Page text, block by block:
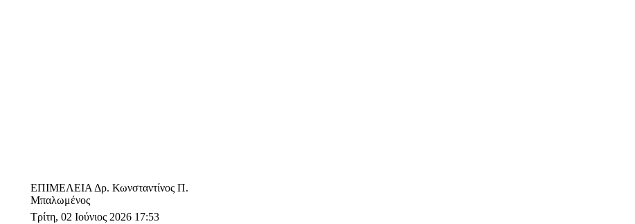
ΕΠΙΜΕΛΕΙΑ Δρ. Κωνσταντίνος Π.
Μπαλωμένος
Τρίτη, 02 Ιούνιος 2026 17:53